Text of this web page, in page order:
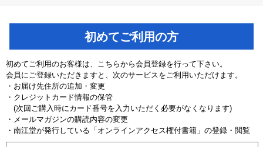
初めてご利用の方
初めてご利用のお客様は、こちらから会員登録を行って下さい。
会員にご登録いただきますと、次のサービスをご利用いただけます。
・お届け先住所の追加・変更
・クレジットカード情報の保管
(次回ご購入時にカード番号を入力いただく必要がなくなります)
・メールマガジンの購読内容の変更
・南江堂が発行している「オンラインアクセス権付書籍」の登録・閲覧